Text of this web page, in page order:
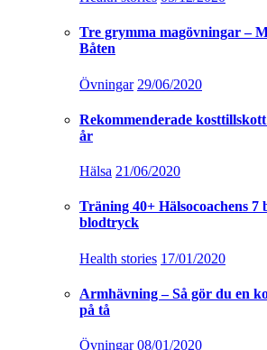
Tre grymma magövningar –
Båten
Övningar 29/06/2020
Rekommenderade
år
Hälsa 21/06/2020
Träning 40+ Hälsocoachens 7
blodtryck
Health stories 17/01/2020
Armhävning – Så gör du en
på tå
Övningar 08/01/2020